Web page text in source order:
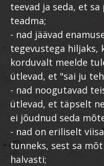
teevad ja seda, et
teadma;
- nad jäävad
tegevustega hiljaks,
korduvalt meelde
ütlevad, et "sai ju
- nad noogutavad
ütlevad, et täpselt
ei jõudnud seda
- nad on eriliselt
tunneks, sest sa
halvasti;